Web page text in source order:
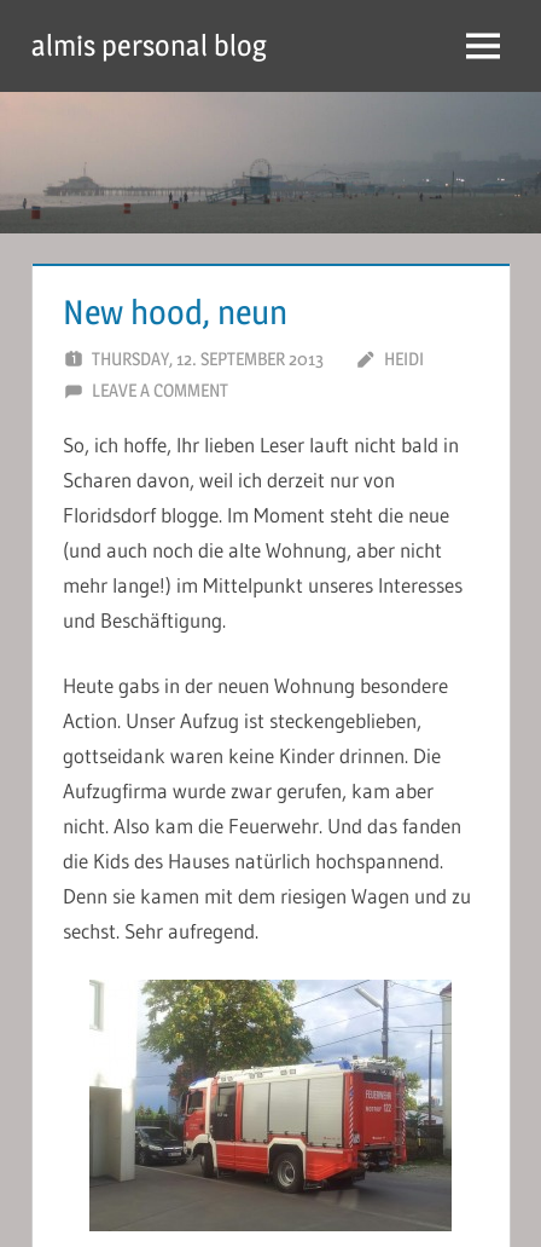
content
almis personal blog Menu
New hood, neun
THURSDAY, 12. SEPTEMBER 2013
HEIDI
LEAVE A COMMENT
So, ich hoffe, Ihr lieben Leser lauft nicht bald in
Scharen davon, weil ich derzeit nur von
Floridsdorf blogge. Im Moment steht die neue
(und auch noch die alte Wohnung, aber nicht
mehr lange!) im Mittelpunkt unseres Interesses
und Beschäftigung.
Heute gabs in der neuen Wohnung besondere
Action. Unser Aufzug ist steckengeblieben,
gottseidank waren keine Kinder drinnen. Die
Aufzugfirma wurde zwar gerufen, kam aber
nicht. Also kam die Feuerwehr. Und das fanden
die Kids des Hauses natürlich hochspannend.
Denn sie kamen mit dem riesigen Wagen und zu
sechst. Sehr aufregend.